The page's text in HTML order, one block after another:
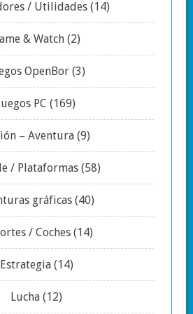
/ Utilidades(14)
& Watch (2)
OpenBor(3)
PC (169)
– Aventura(9)
/ Plataformas(58)
gráficas (40)
/ Coches (14)
Estrategia(14)
Lucha (12)